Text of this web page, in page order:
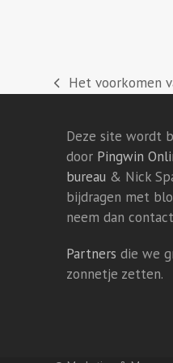
previous
Het voorkomen
Deze site wordt
door Pingwin
bureau & Nick
bijdragen met
neem dan
Partners die we
zonnetje zetten.